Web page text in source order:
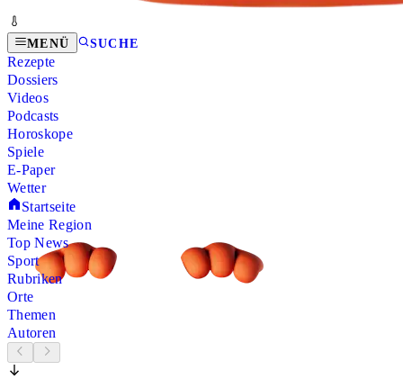
MENÜ SUCHE
Rezepte
Dossiers
Videos
Podcasts
Horoskope
Spiele
E-Paper
Wetter
Startseite
Meine Region
Top News
Sport
Rubriken
Orte
Themen
Autoren